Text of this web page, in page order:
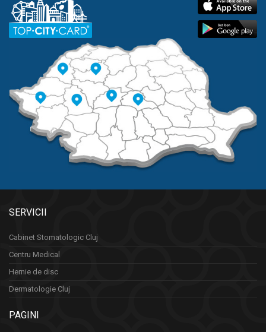
SERVICII
Cabinet Stomatologic Cluj
Centru Medical
Hernie de disc
Dermatologie Cluj
PAGINI